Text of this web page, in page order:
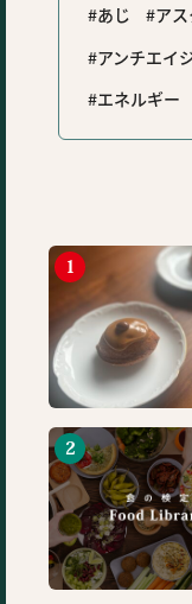
あじ
ア
アンチエイ
エネルギー